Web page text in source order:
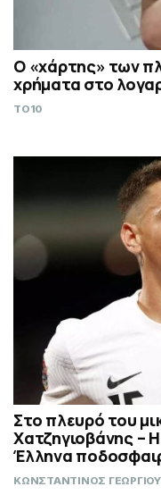
Ο «χάρτης» των
χρήματα στο
TO10
Στο πλευρό του
Χατζηγιοβάνης –
Έλληνα
ΚΩΝΣΤΑΝΤΙΝΟΣ ΓΕΩΡΓΙΟΥ